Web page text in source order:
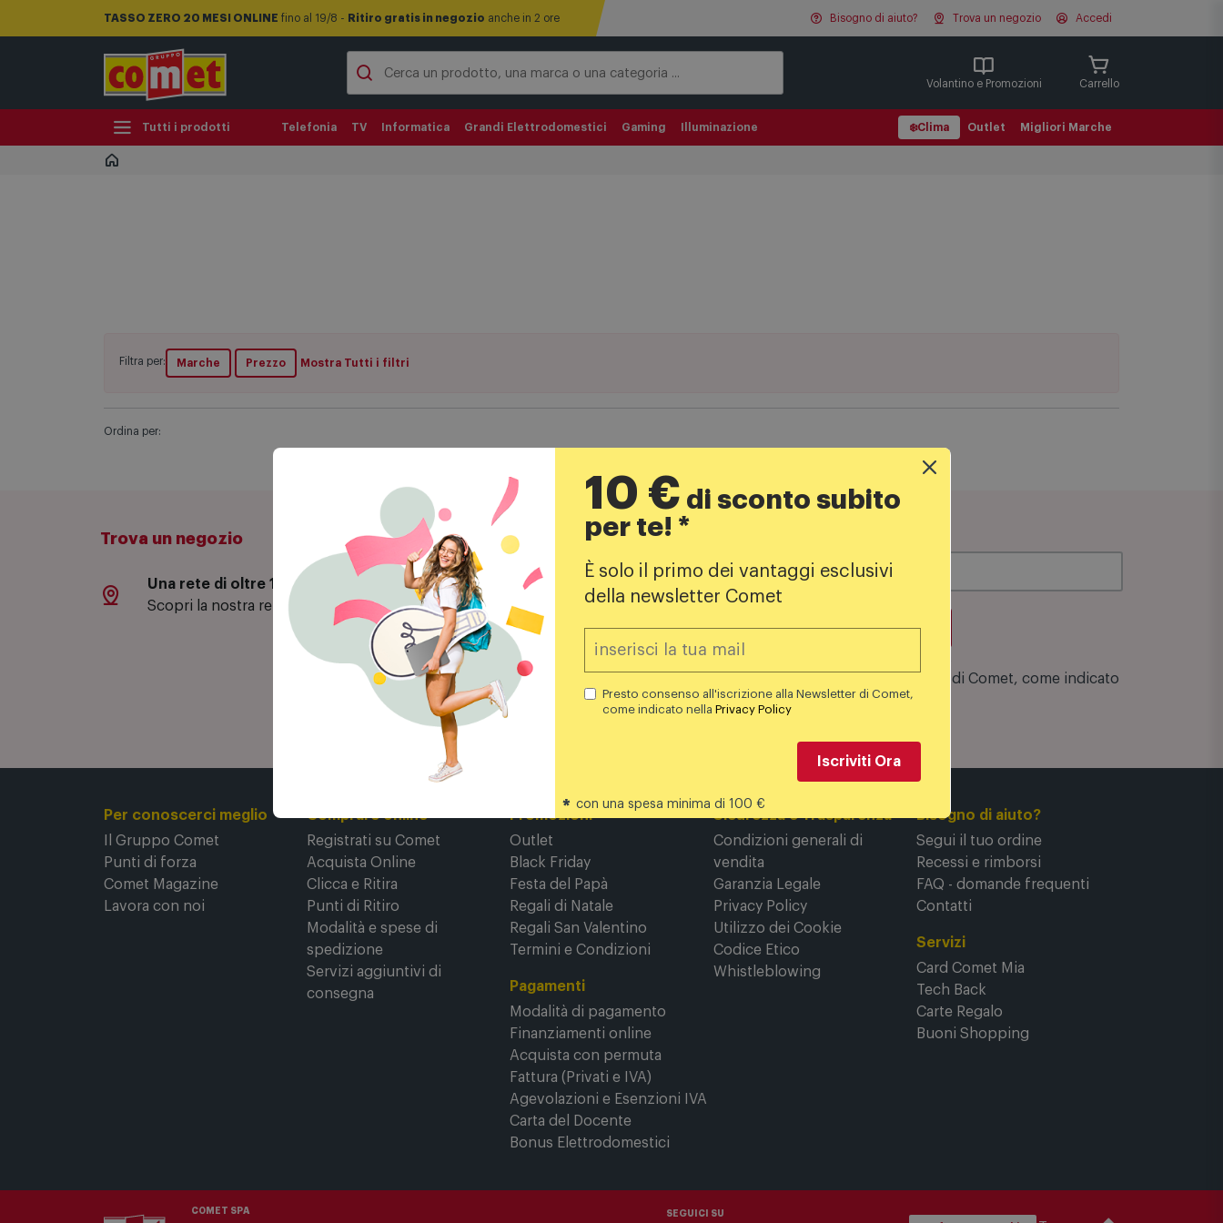
TASSO ZERO 20 MESI ONLINE fino al 19/8 - Ritiro gratis in negozio anche in 2 ore Bisogno di aiuto? Trova un negozio Accedi
Volantino e Promozioni Carrello
Tutti i prodotti Telefonia TV Informatica Grandi Elettrodomestici Gaming Illuminazione ❄️Clima Outlet Migliori Marche
Filtra per: Marche Prezzo Mostra Tutti i filtri
Ordina per:
Trova un negozio
Una rete di oltre 130 negozi
Scopri la nostra rete di negozi.
Scopri i negozi
Iscriviti alla newsletter!
Iscrivimi
Presto consenso alla iscrizione alla Newsletter di Comet, come indicato
nellaPrivacy Policy.
Per conoscerci meglio
Il Gruppo Comet
Punti di forza
Comet Magazine
Lavora con noi
Comprare online
Registrati su Comet
Acquista Online
Clicca e Ritira
Punti di Ritiro
Modalità e spese di
spedizione
Servizi aggiuntivi di
consegna
Promozioni
Outlet
Black Friday
Festa del Papà
Regali di Natale
Regali San Valentino
Termini e Condizioni
Pagamenti
Modalità di pagamento
Finanziamenti online
Acquista con permuta
Fattura (Privati e IVA)
Agevolazioni e Esenzioni IVA
Carta del Docente
Bonus Elettrodomestici
Sicurezza e Trasparenza
Condizioni generali di
vendita
Garanzia Legale
Privacy Policy
Utilizzo dei Cookie
Codice Etico
Whistleblowing
Bisogno di aiuto?
Segui il tuo ordine
Recessi e rimborsi
FAQ - domande frequenti
Contatti
Servizi
Card Comet Mia
Tech Back
Carte Regalo
Buoni Shopping
COMET SPA SEGUICI SU
10 € di sconto subito
per te! *
È solo il primo dei vantaggi esclusivi
della newsletter Comet
Presto consenso all'iscrizione alla Newsletter di Comet,
come indicato nella Privacy Policy
Iscriviti Ora
* con una spesa minima di 100 €